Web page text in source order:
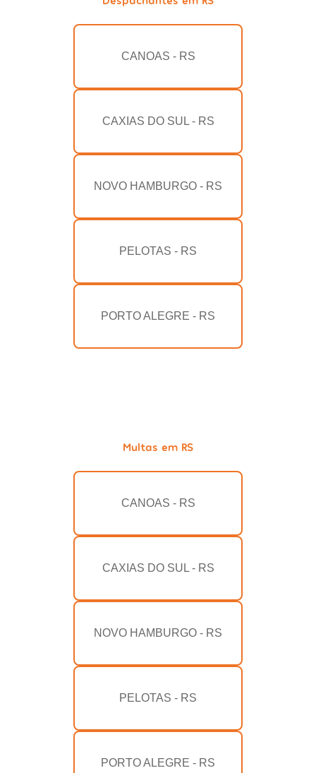
CANOAS - RS
CAXIAS DO SUL - RS
NOVO HAMBURGO - RS
PELOTAS - RS
PORTO ALEGRE - RS
Multas em RS
CANOAS - RS
CAXIAS DO SUL - RS
NOVO HAMBURGO - RS
PELOTAS - RS
PORTO ALEGRE - RS